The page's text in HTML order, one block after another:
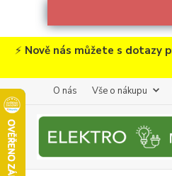
⚡ Nově nás můžete s dotazy
O nás Vše o nákupu